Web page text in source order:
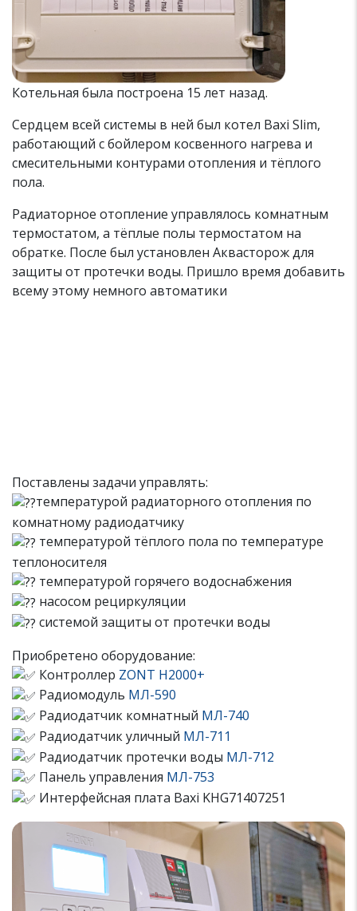
Котельная была построена 15 лет назад.
Сердцем всей системы в ней был котел Baxi Slim,
работающий с бойлером косвенного нагрева и
смесительными контурами отопления и тёплого
пола.
Радиаторное отопление управлялось комнатным
термостатом, а тёплые полы термостатом на
обратке. После был установлен Аквасторож для
защиты от протечки воды. Пришло время добавить
всему этому немного автоматики
Поставлены задачи управлять:
температурой радиаторного отопления по
комнатному радиодатчику
температурой тёплого пола по температуре
теплоносителя
температурой горячего водоснабжения
насосом рециркуляции
системой защиты от протечки воды
Приобретено оборудование:
Контроллер ZONT H2000+
Радиомодуль МЛ-590
Радиодатчик комнатный МЛ-740
Радиодатчик уличный МЛ-711
Радиодатчик протечки воды МЛ-712
Панель управления МЛ-753
Интерфейсная плата Baxi KHG71407251